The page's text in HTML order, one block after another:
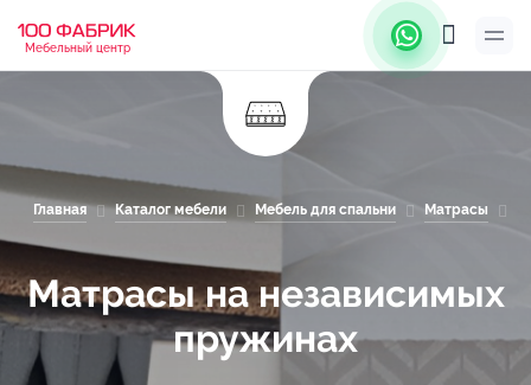
Мебельный центр
Главная Каталог мебели Мебель для спальни Матрасы
Матрасы на независимых
пружинах